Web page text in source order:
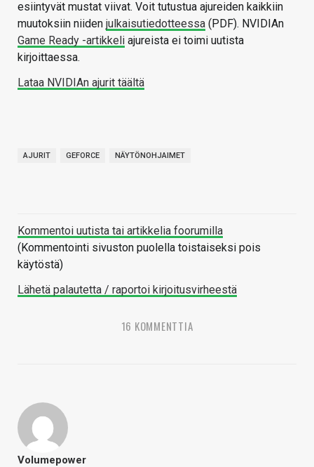
esiintyvät mustat viivat. Voit tutustua ajureiden kaikkiin
muutoksiin niiden julkaisutiedotteessa (PDF). NVIDIAn
Game Ready -artikkeli ajureista ei toimi uutista
kirjoittaessa.
Lataa NVIDIAn ajurit täältä
AJURIT GEFORCE NÄYTÖNOHJAIMET
Kommentoi uutista tai artikkelia foorumilla
(Kommentointi sivuston puolella toistaiseksi pois
käytöstä)
Lähetä palautetta / raportoi kirjoitusvirheestä
16 KOMMENTTIA
Volumepower